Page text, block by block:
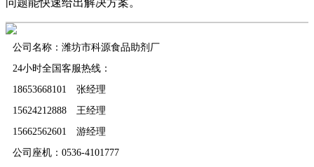
问题能快速给出解决方案。
公司名称：潍坊市科源食品助剂厂
24小时全国客服热线：
18653668101 张经理
15624212888 王经理
15662562601 游经理
公司座机：0536-4101777